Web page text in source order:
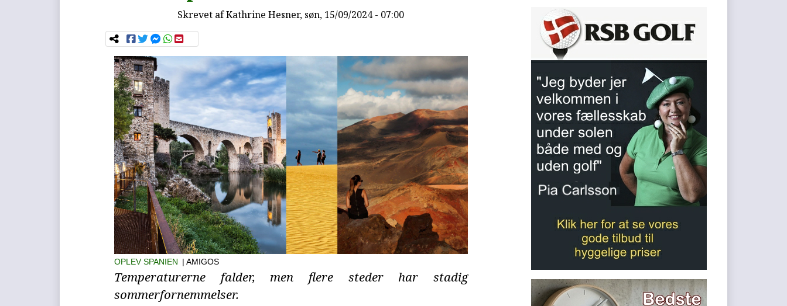
Skrevet afKathrine Hesner, søn, 15/09/2024 - 07:00
OPLEV SPANIEN | AMIGOS
Temperaturerne falder, men flere steder har stadig
sommerfornemmelser.